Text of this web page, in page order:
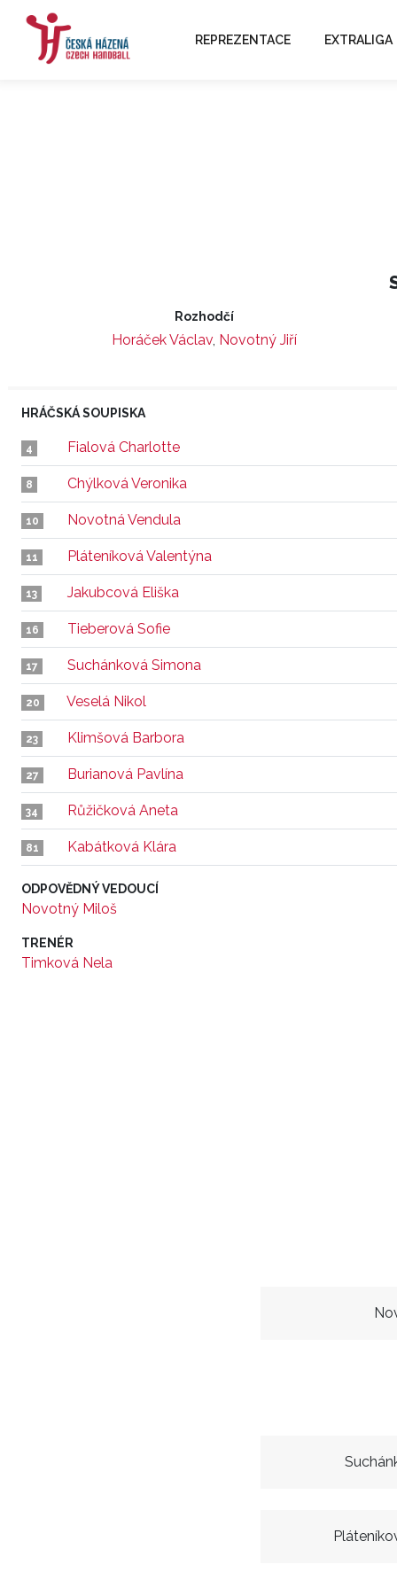
REPREZENTACE EXTRALIGA
Rozhodčí
Horáček Václav, Novotný Jiří
HRÁČSKÁ SOUPISKA
4 Fialová Charlotte
8 Chýlková Veronika
10 Novotná Vendula
11 Pláteníková Valentýna
13 Jakubcová Eliška
16 Tieberová Sofie
17 Suchánková Simona
20 Veselá Nikol
23 Klimšová Barbora
27 Burianová Pavlína
34 Růžičková Aneta
81 Kabátková Klára
ODPOVĚDNÝ VEDOUCÍ
Novotný Miloš
TRENÉR
Timková Nela